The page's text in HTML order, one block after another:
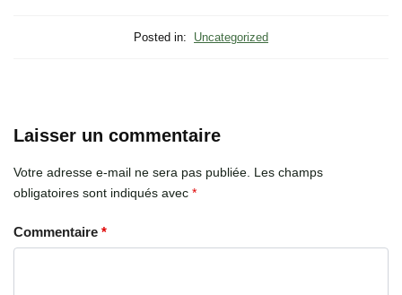
Posted in: Uncategorized
Laisser un commentaire
Votre adresse e-mail ne sera pas publiée. Les champs
obligatoires sont indiqués avec *
Commentaire *